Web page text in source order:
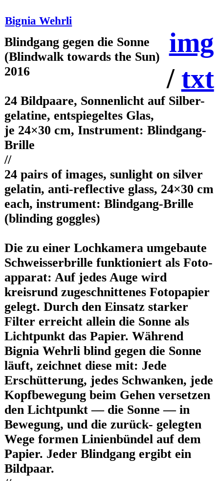
Bignia Wehrli
img
/ txt
Blindgang gegen die Sonne
(Blindwalk towards the Sun)
2016
24 Bildpaare, Sonnenlicht auf Silber-
gelatine, entspiegeltes Glas,
je 24×30 cm, Instrument: Blindgang-
Brille
//
24 pairs of images, sunlight on silver
gelatin, anti-reflective glass, 24×30 cm
each, instrument: Blindgang-Brille
(blinding goggles)
Die zu einer Lochkamera umgebaute
Schweisserbrille funktioniert als Foto-
apparat: Auf jedes Auge wird
kreisrund zugeschnittenes Fotopapier
gelegt. Durch den Einsatz starker
Filter erreicht allein die Sonne als
Lichtpunkt das Papier. Während
Bignia Wehrli blind gegen die Sonne
läuft, zeichnet diese mit: Jede
Erschütterung, jedes Schwanken, jede
Kopfbewegung beim Gehen versetzen
den Lichtpunkt — die Sonne — in
Bewegung, und die zurück- gelegten
Wege formen Linienbündel auf dem
Papier. Jeder Blindgang ergibt ein
Bildpaar.